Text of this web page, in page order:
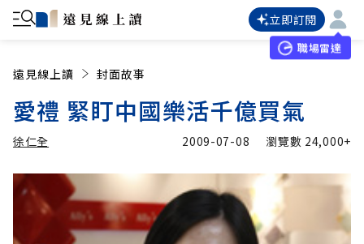
立即訂閱
職場雷達
遠見線上讀 封面故事
愛禮 緊盯中國樂活千億買氣
徐仁全
徐仁全 加入追蹤
2009-07-08 瀏覽數 24,000+